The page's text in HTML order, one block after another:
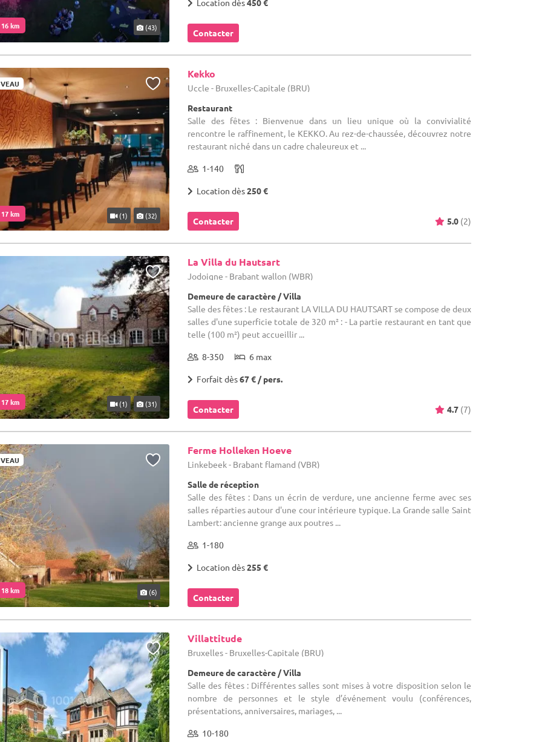
km (43)
Location dès450 €
Contacter
km (1) (32)
Kekko
Uccle - Bruxelles-Capitale (BRU)
Restaurant
Salle des fêtes : Bienvenue dans un lieu unique où la convivialité
rencontre le raffinement, le KEKKO. Au rez-de-chaussée, découvrez notre
restaurant niché dans un cadre chaleureux et ...
1-140
Location dès250 €
Contacter 5.0 (2)
km (1) (31)
La Villa du Hautsart
Jodoigne - Brabant wallon (WBR)
Demeure de caractère / Villa
Salle des fêtes : Le restaurant LA VILLA DU HAUTSART se compose de deux
salles d'une superficie totale de 320 m² : - La partie restaurant en tant que
telle (100 m²) peut accueillir ...
8-350 6 max
Forfait dès67 € / pers.
Contacter 4.7 (7)
km (6)
Ferme Holleken Hoeve
Linkebeek - Brabant flamand (VBR)
Salle de réception
Salle des fêtes : Dans un écrin de verdure, une ancienne ferme avec ses
salles réparties autour d'une cour intérieure typique. La Grande salle Saint
Lambert: ancienne grange aux poutres ...
1-180
Location dès255 €
Contacter
Villattitude
Bruxelles - Bruxelles-Capitale (BRU)
Demeure de caractère / Villa
Salle des fêtes : Différentes salles sont mises à votre disposition selon le
nombre de personnes et le style d’événement voulu (conférences,
présentations, anniversaires, mariages, ...
10-180